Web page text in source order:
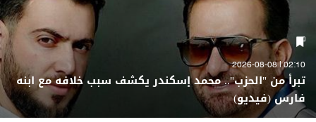
02:10 | 2026-08-08
تبرأ من "الحزب".. محمد إسكندر يكشف سبب خلافه مع ابنه
فارس (فيديو)